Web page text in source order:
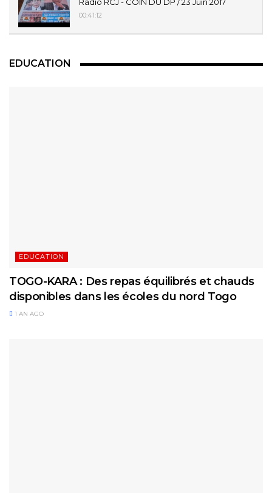
Radio RCJ - COIN DU DP / 23 Juin 2017
00:41:12
EDUCATION
EDUCATION
TOGO-KARA : Des repas équilibrés et chauds
disponibles dans les écoles du nord Togo
1 AN AGO